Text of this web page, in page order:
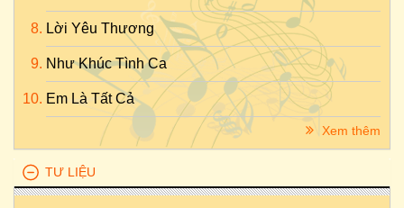
Lời Yêu Thương
Như Khúc Tình Ca
Em Là Tất Cả
Xem thêm
TƯ LIỆU